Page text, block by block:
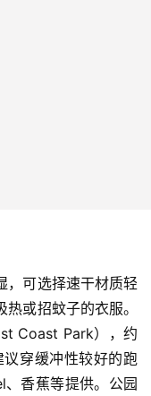
，可选择速干材质轻
或招蚊子的衣服。
Coast Park），约
穿缓冲性较好的跑
香蕉等提供。公园